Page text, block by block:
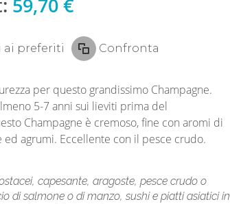
59,70 €
preferiti Confronta
per questo grandissimo Champagne.
5-7 anni sui lieviti prima del
Champagne è cremoso, fine con aromi di
ed agrumi. Eccellente con il pesce crudo.
capesante, aragoste, pesce crudo o
di salmone o di manzo, sushi e piatti asiatici in